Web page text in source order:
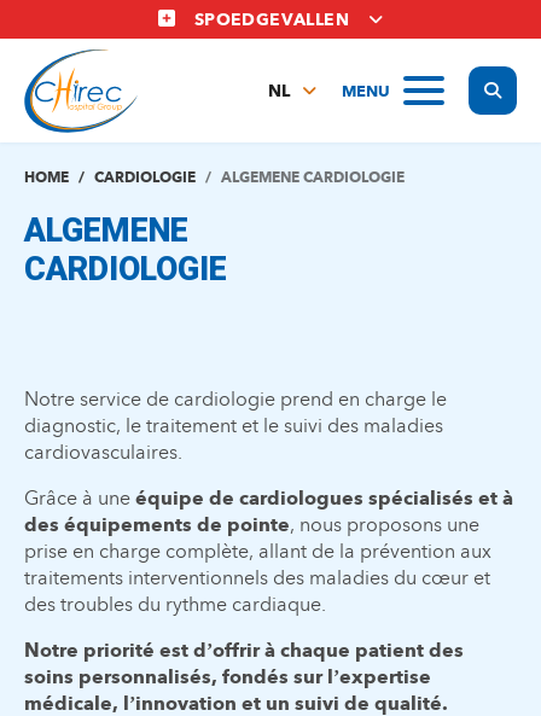
en
naar
inhoud
gaan
SPOEDGEVALLEN
MENU
NL
EN
HOME CARDIOLOGIE ALGEMENE CARDIOLOGIE
ALGEMENE
CARDIOLOGIE
Notre service de cardiologie prend en charge le
diagnostic, le traitement et le suivi des maladies
cardiovasculaires.
Grâce à une équipe de cardiologues spécialisés et à
des équipements de pointe, nous proposons une
prise en charge complète, allant de la prévention aux
traitements interventionnels des maladies du cœur et
des troubles du rythme cardiaque.
Notre priorité est d’offrir à chaque patient des
soins personnalisés, fondés sur l’expertise
médicale, l’innovation et un suivi de qualité.